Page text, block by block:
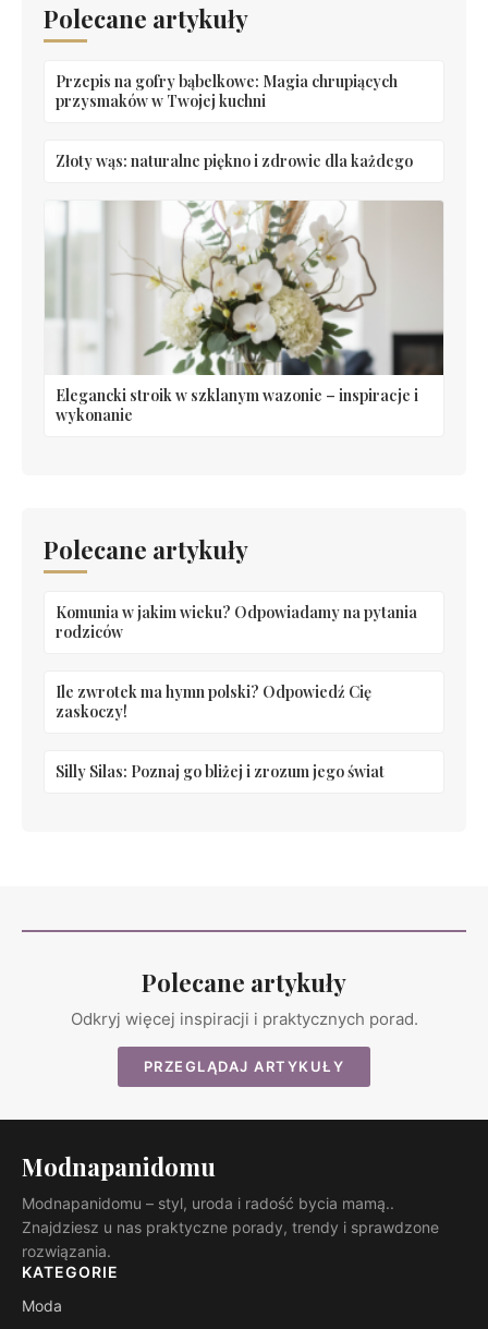
Polecane artykuły
Przepis na gofry bąbelkowe: Magia chrupiących
przysmaków w Twojej kuchni
Złoty wąs: naturalne piękno i zdrowie dla każdego
Elegancki stroik w szklanym wazonie – inspiracje i
wykonanie
Polecane artykuły
Komunia w jakim wieku? Odpowiadamy na pytania
rodziców
Ile zwrotek ma hymn polski? Odpowiedź Cię
zaskoczy!
Silly Silas: Poznaj go bliżej i zrozum jego świat
Polecane artykuły
Odkryj więcej inspiracji i praktycznych porad.
PRZEGLĄDAJ ARTYKUŁY
Modnapanidomu
Modnapanidomu – styl, uroda i radość bycia mamą..
Znajdziesz u nas praktyczne porady, trendy i sprawdzone
rozwiązania.
KATEGORIE
Moda